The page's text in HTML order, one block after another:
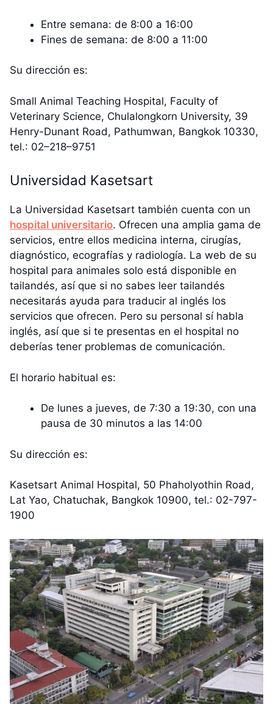
Entre semana: de 8:00 a 16:00
Fines de semana: de 8:00 a 11:00
Su dirección es:
Small Animal Teaching Hospital, Faculty of
Veterinary Science, Chulalongkorn University, 39
Henry-Dunant Road, Pathumwan, Bangkok 10330,
tel.: 02–218–9751
Universidad Kasetsart
La Universidad Kasetsart también cuenta con un
hospital universitario. Ofrecen una amplia gama de
servicios, entre ellos medicina interna, cirugías,
diagnóstico, ecografías y radiología. La web de su
hospital para animales solo está disponible en
tailandés, así que si no sabes leer tailandés
necesitarás ayuda para traducir al inglés los
servicios que ofrecen. Pero su personal sí habla
inglés, así que si te presentas en el hospital no
deberías tener problemas de comunicación.
El horario habitual es:
De lunes a jueves, de 7:30 a 19:30, con una
pausa de 30 minutos a las 14:00
Su dirección es:
Kasetsart Animal Hospital, 50 Phaholyothin Road,
Lat Yao, Chatuchak, Bangkok 10900, tel.: 02-797-
1900